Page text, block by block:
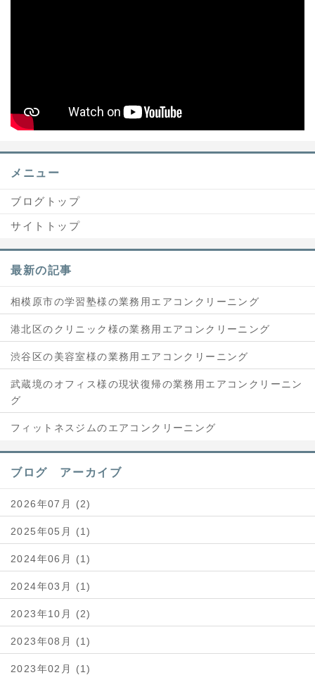
メニュー
ブログトップ
サイトトップ
最新の記事
相模原市の学習塾様の業務用エアコンクリーニング
港北区のクリニック様の業務用エアコンクリーニング
渋谷区の美容室様の業務用エアコンクリーニング
武蔵境のオフィス様の現状復帰の業務用エアコンクリーニン
グ
フィットネスジムのエアコンクリーニング
ブログ アーカイブ
2026年07月 (2)
2025年05月 (1)
2024年06月 (1)
2024年03月 (1)
2023年10月 (2)
2023年08月 (1)
2023年02月 (1)